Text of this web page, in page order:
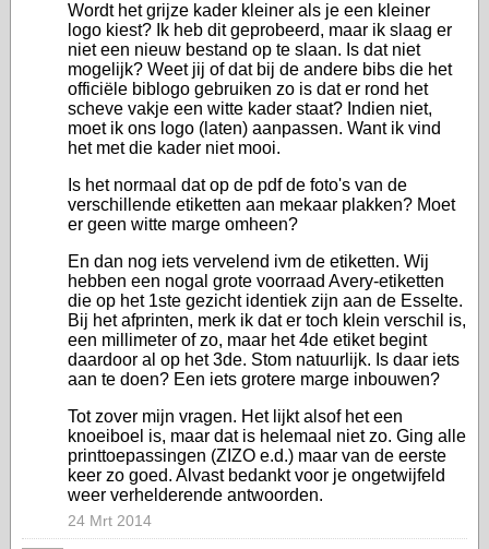
Wordt het grijze kader kleiner als je een kleiner
logo kiest? Ik heb dit geprobeerd, maar ik slaag er
niet een nieuw bestand op te slaan. Is dat niet
mogelijk? Weet jij of dat bij de andere bibs die het
officiële biblogo gebruiken zo is dat er rond het
scheve vakje een witte kader staat? Indien niet,
moet ik ons logo (laten) aanpassen. Want ik vind
het met die kader niet mooi.
Is het normaal dat op de pdf de foto's van de
verschillende etiketten aan mekaar plakken? Moet
er geen witte marge omheen?
En dan nog iets vervelend ivm de etiketten. Wij
hebben een nogal grote voorraad Avery-etiketten
die op het 1ste gezicht identiek zijn aan de Esselte.
Bij het afprinten, merk ik dat er toch klein verschil is,
een millimeter of zo, maar het 4de etiket begint
daardoor al op het 3de. Stom natuurlijk. Is daar iets
aan te doen? Een iets grotere marge inbouwen?
Tot zover mijn vragen. Het lijkt alsof het een
knoeiboel is, maar dat is helemaal niet zo. Ging alle
printtoepassingen (ZIZO e.d.) maar van de eerste
keer zo goed. Alvast bedankt voor je ongetwijfeld
weer verhelderende antwoorden.
24 Mrt 2014